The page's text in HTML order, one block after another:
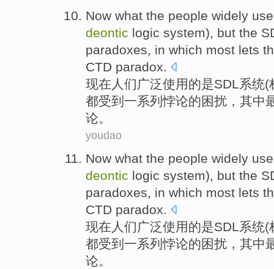
Now what the people widely use
deontic logic system), but the
paradoxes, in which most lets
CTD paradox.
现在 人们广泛使用的是SDL系统(
都受到 一系列悖论的困扰， 其中
论。
youdao
Now what the people widely use
deontic logic system), but the
paradoxes, in which most lets
CTD paradox.
现在 人们广泛使用的是SDL系统(
都受到 一系列悖论的困扰， 其中
论。